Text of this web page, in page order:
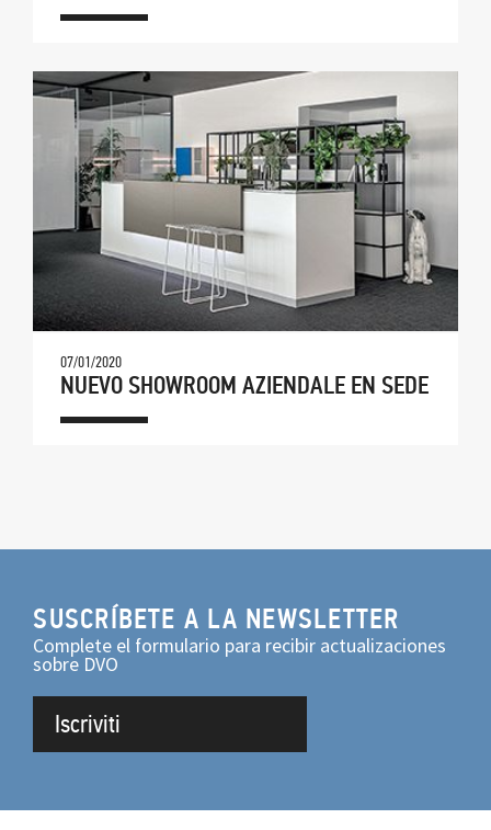
07/01/2020
NUEVO SHOWROOM AZIENDALE EN SEDE
SUSCRÍBETE A LA NEWSLETTER
Complete el formulario para recibir actualizaciones
sobre DVO
Iscriviti